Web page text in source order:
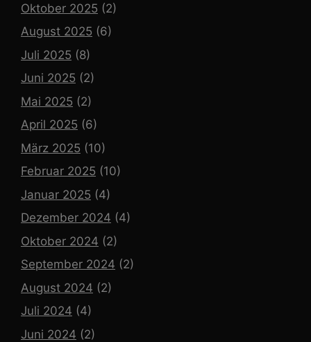
Oktober 2025 (2)
August 2025 (6)
Juli 2025 (8)
Juni 2025 (2)
Mai 2025 (2)
April 2025 (6)
März 2025 (10)
Februar 2025 (10)
Januar 2025 (4)
Dezember 2024 (4)
Oktober 2024 (2)
September 2024 (2)
August 2024 (2)
Juli 2024 (4)
Juni 2024 (2)